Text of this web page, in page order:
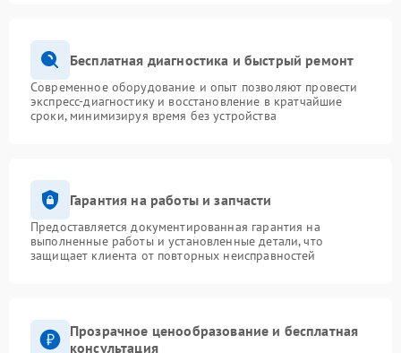
Бесплатная диагностика и быстрый ремонт
Современное оборудование и опыт позволяют провести
экспресс-диагностику и восстановление в кратчайшие
сроки, минимизируя время без устройства
Гарантия на работы и запчасти
Предоставляется документированная гарантия на
выполненные работы и установленные детали, что
защищает клиента от повторных неисправностей
Прозрачное ценообразование и бесплатная
консультация